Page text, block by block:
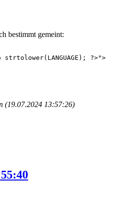
bestimmt gemeint:
?>">
(19.07.2024 13:57:26)